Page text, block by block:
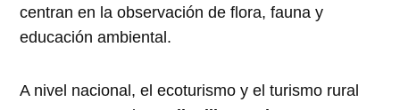
centran en la observación de flora, fauna y
educación ambiental.
A nivel nacional, el ecoturismo y el turismo rural